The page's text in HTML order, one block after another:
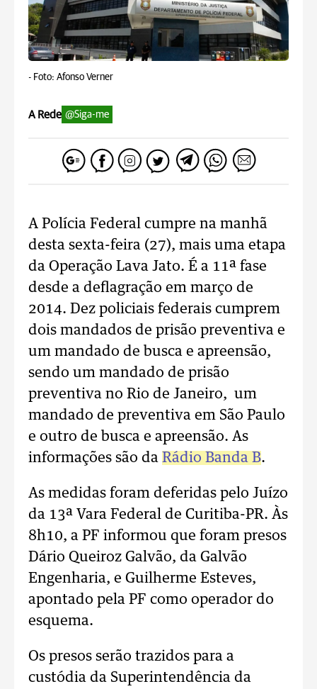
- Foto: Afonso Verner
A Rede @Siga-me
A Polícia Federal cumpre na manhã
desta sexta-feira (27), mais uma etapa
da Operação Lava Jato. É a 11ª fase
desde a deflagração em março de
2014. Dez policiais federais cumprem
dois mandados de prisão preventiva e
um mandado de busca e apreensão,
sendo um mandado de prisão
preventiva no Rio de Janeiro, um
mandado de preventiva em São Paulo
e outro de busca e apreensão. As
informações são da Rádio Banda B.
As medidas foram deferidas pelo Juízo
da 13ª Vara Federal de Curitiba-PR. Às
8h10, a PF informou que foram presos
Dário Queiroz Galvão, da Galvão
Engenharia, e Guilherme Esteves,
apontado pela PF como operador do
esquema.
Os presos serão trazidos para a
custódia da Superintendência da